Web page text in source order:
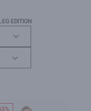
EDITION